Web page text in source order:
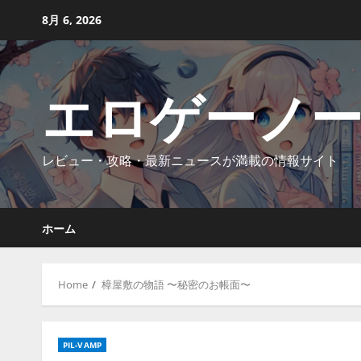
content
8月 6, 2026
エロゲーノ
レビュー・攻略・最新ニュースが満載の情報サイト
ホーム
Home 樟屋敷の物語 〜秘密のお帳面〜
PIL-VAMP